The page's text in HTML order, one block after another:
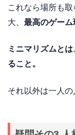
これなら場所も
大、 最高のゲーム
ミニマリズムと
ること。
それ以外は一人の